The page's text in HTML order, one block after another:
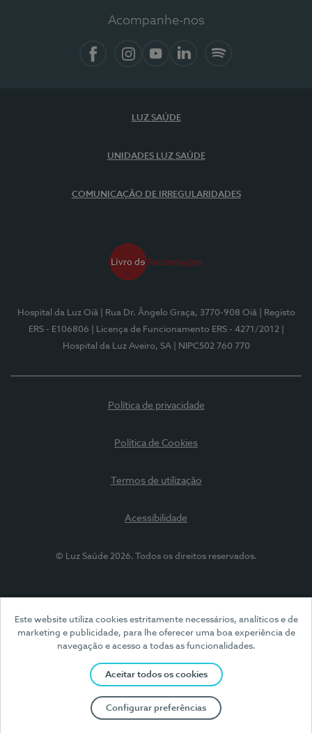
Este website utiliza cookies estritamente necessários, analíticos e de
marketing e publicidade, para lhe oferecer uma boa experiência de
navegação e acesso a todas as funcionalidades.
Aceitar todos os cookies
Configurar preferências
Acompanhe-nos
LUZ SAÚDE
UNIDADES LUZ SAÚDE
COMUNICAÇÃO DE IRREGULARIDADES
Hospital da Luz Oiã | Rua Dr. Ângelo Graça, 3770-908 Oiã
| Registo
ERS - E106806
| Licença de Funcionamento ERS - 4271/2012
Hospital da Luz Aveiro, SA
| NIPC502 760 770
Política de privacidade
Política de Cookies
Termos de utilização
Acessibilidade
© Luz Saúde 2026. Todos os direitos reservados.